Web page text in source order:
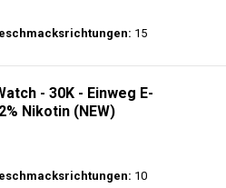
15
- 30K - Einweg E-
Nikotin (NEW)
10